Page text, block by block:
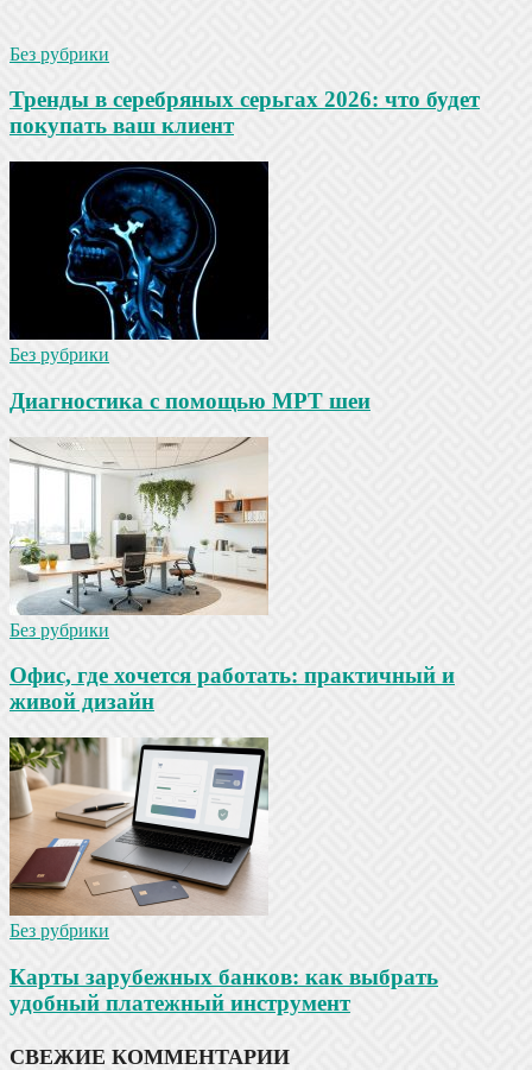
Без рубрики
Тренды в серебряных серьгах 2026: что будет
покупать ваш клиент
Без рубрики
Диагностика с помощью МРТ шеи
Без рубрики
Офис, где хочется работать: практичный и
живой дизайн
Без рубрики
Карты зарубежных банков: как выбрать
удобный платежный инструмент
СВЕЖИЕ КОММЕНТАРИИ